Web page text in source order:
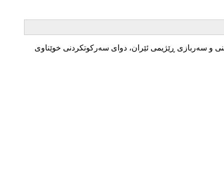
سەربازی ڕێژیمی ئێران، دوای سەرکوتکردنی خوێناوی